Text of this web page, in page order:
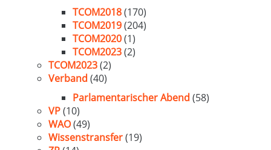
TCOM2018(170)
TCOM2019(204)
TCOM2020(1)
TCOM2023(2)
TCOM2023(2)
Verband (40)
Parlamentarischer Abend (58)
VP(10)
WAO(49)
Wissenstransfer(19)